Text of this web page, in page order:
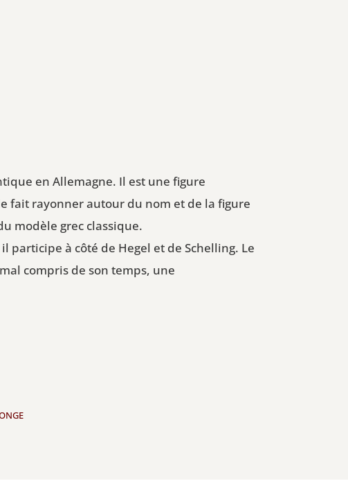
en Allemagne. Il est une figure
rayonner autour du nom et de la figure
modèle grec classique.
à côté de Hegel et de Schelling. Le
compris de son temps, une